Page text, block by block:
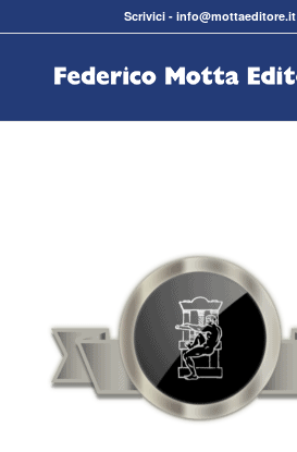
Scrivici -info@mottaeditore.it